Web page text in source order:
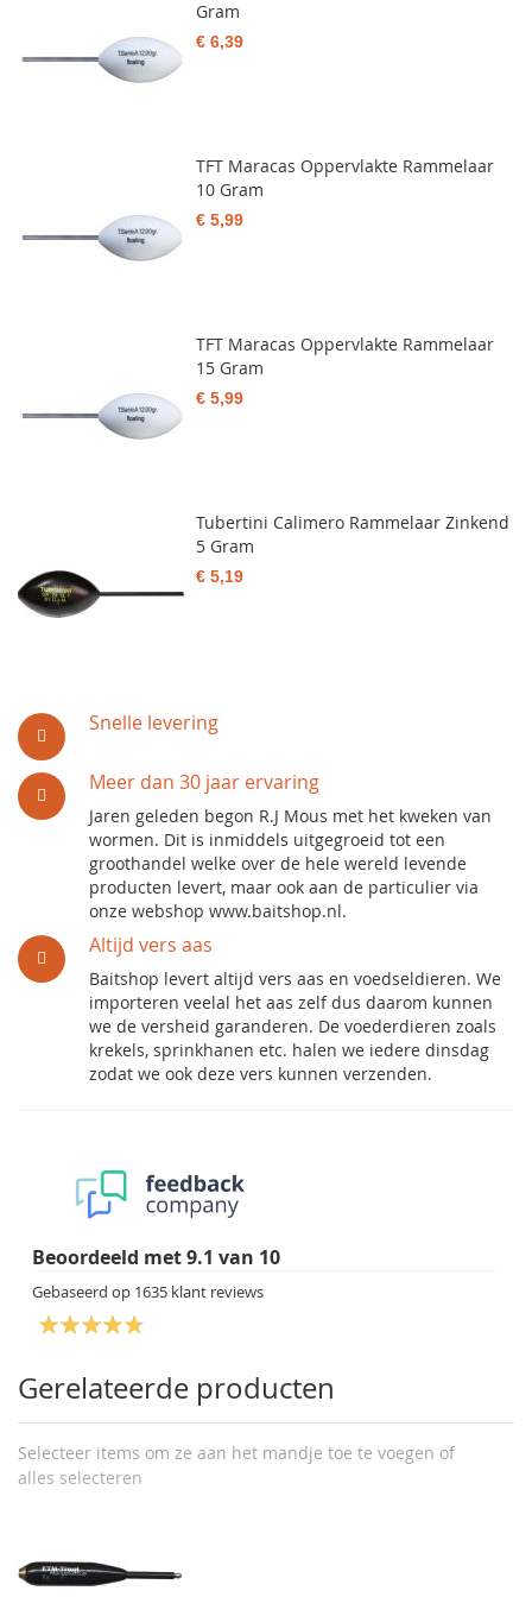
Snelle levering
Meer dan 30 jaar ervaring
Jaren geleden begon R.J Mous met het kweken van
wormen. Dit is inmiddels uitgegroeid tot een
groothandel welke over de hele wereld levende
producten levert, maar ook aan de particulier via
onze webshop www.baitshop.nl.
Altijd vers aas
Baitshop levert altijd vers aas en voedseldieren. We
importeren veelal het aas zelf dus daarom kunnen
we de versheid garanderen. De voederdieren zoals
krekels, sprinkhanen etc. halen we iedere dinsdag
zodat we ook deze vers kunnen verzenden.
Beoordeeld met9.1 van 10
Gebaseerd op 1635 klant reviews
Gerelateerde producten
Selecteer items om ze aan het mandje toe te voegen of
alles selecteren
Gram
€ 6,39
TFT Maracas Oppervlakte Rammelaar
10 Gram
€ 5,99
TFT Maracas Oppervlakte Rammelaar
15 Gram
€ 5,99
Tubertini Calimero Rammelaar Zinkend
5 Gram
€ 5,19